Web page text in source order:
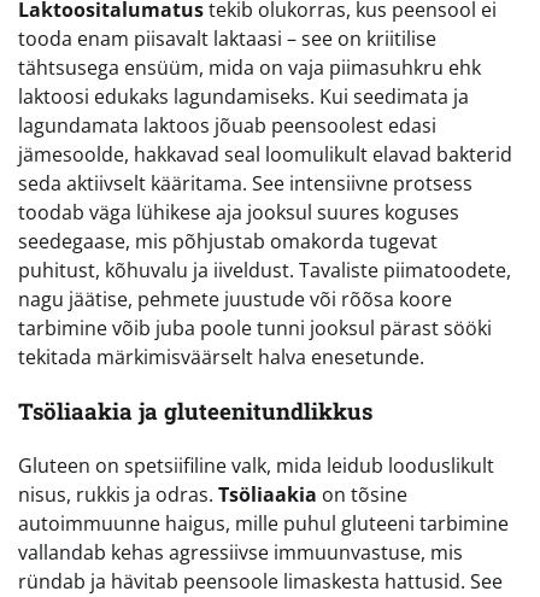
Laktoositalumatustekib olukorras, kus peensool ei
tooda enam piisavalt laktaasi – see on kriitilise
tähtsusega ensüüm, mida on vaja piimasuhkru ehk
laktoosi edukaks lagundamiseks. Kui seedimata ja
lagundamata laktoos jõuab peensoolest edasi
jämesoolde, hakkavad seal loomulikult elavad bakterid
seda aktiivselt kääritama. See intensiivne protsess
toodab väga lühikese aja jooksul suures koguses
seedegaase, mis põhjustab omakorda tugevat
puhitust, kõhuvalu ja iiveldust. Tavaliste piimatoodete,
nagu jäätise, pehmete juustude või rõõsa koore
tarbimine võib juba poole tunni jooksul pärast sööki
tekitada märkimisväärselt halva enesetunde.
Tsöliaakia ja gluteenitundlikkus
Gluteen on spetsiifiline valk, mida leidub looduslikult
nisus, rukkis ja odras. Tsöliaakia on tõsine
autoimmuunne haigus, mille puhul gluteeni tarbimine
vallandab kehas agressiivse immuunvastuse, mis
ründab ja hävitab peensoole limaskesta hattusid. See